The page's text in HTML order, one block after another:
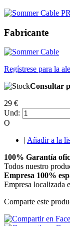
Fabricante
Regístrese para la
Consultar
29 €
Und:
O
| Añadir a la
100% Garantía
Todos nuestro
Empresa 100%
Empresa localizada
Comparte este